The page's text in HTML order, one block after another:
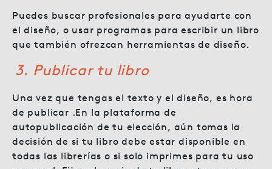
Puedes buscar profesionales para ayudarte con
el diseño, o usar programas para escribir un libro
que también ofrezcan herramientas de diseño.
3. Publicar tu libro
Una vez que tengas el texto y el diseño, es hora
de publicar .En la plataforma de
autopublicación de tu elección, aún tomas la
decisión de si tu libro debe estar disponible en
todas las librerías o si solo imprimes para tu uso